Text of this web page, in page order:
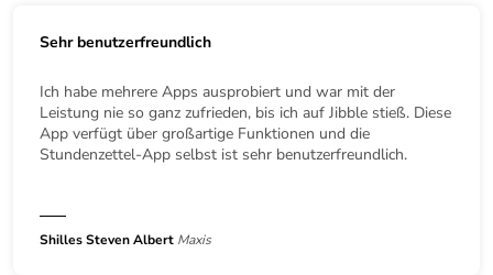
Sehr benutzerfreundlich
Ich habe mehrere Apps ausprobiert und war mit der
Leistung nie so ganz zufrieden, bis ich auf Jibble stieß. Diese
App verfügt über großartige Funktionen und die
Stundenzettel-App selbst ist sehr benutzerfreundlich.
Shilles Steven Albert Maxis